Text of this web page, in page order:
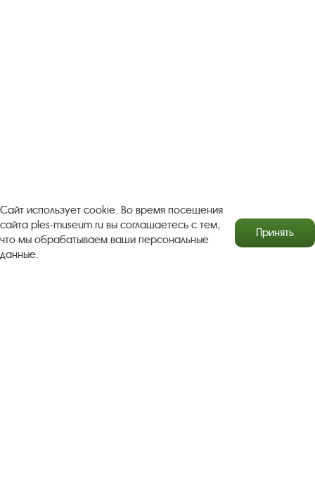
Copyright © http://www.plyos.org Плесский государственный
историко-архитектурный и художественный
музей‑заповедник. Использование и копирование
Сайт использует cookie. Во время посещения
сайта ples-museum.ru вы соглашаетесь с тем,
что мы обрабатываем ваши персональные
данные.
Принять